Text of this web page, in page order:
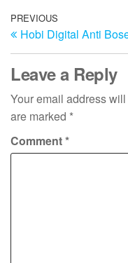
Post
navigation
Previous
Post
PREVIOUS
Hobi Digital Anti
Leave a Reply
Your email address
are marked *
Comment*